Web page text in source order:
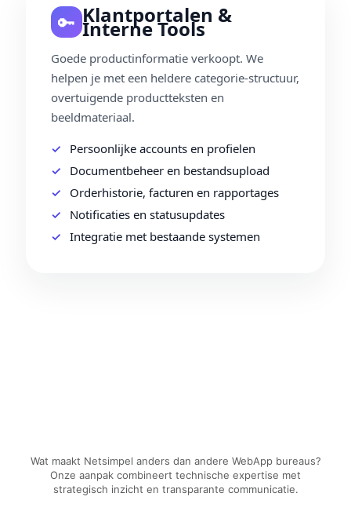
🔑 Klantportalen &
Interne Tools
Goede productinformatie verkoopt. We
helpen je met een heldere categorie‑structuur,
overtuigende productteksten en
beeldmateriaal.
Persoonlijke accounts en profielen
Documentbeheer en bestandsupload
Orderhistorie, facturen en rapportages
Notificaties en statusupdates
Integratie met bestaande systemen
Wat maakt Netsimpel anders dan andere WebApp bureaus?
Onze aanpak combineert technische expertise met
strategisch inzicht en transparante communicatie.